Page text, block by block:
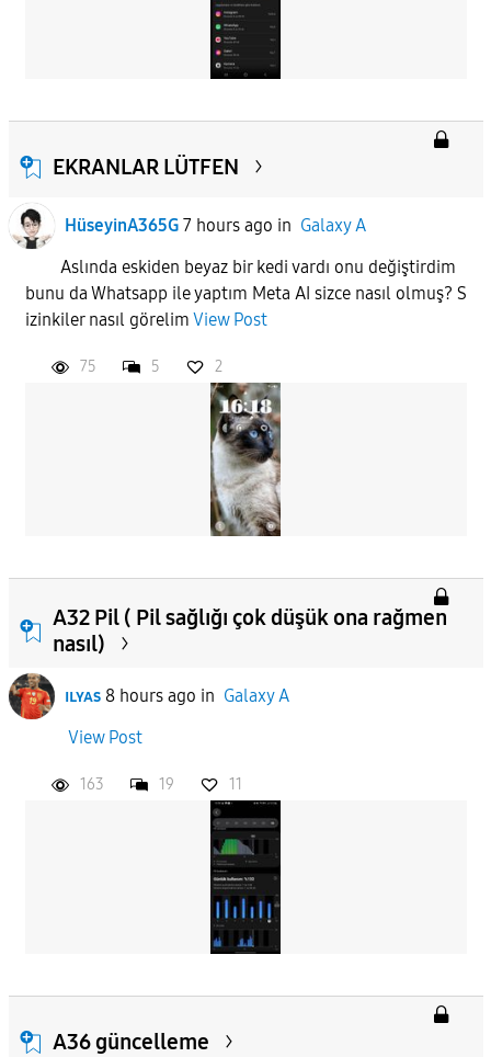
EKRANLAR LÜTFEN
HüseyinA365G 7 hours ago in Galaxy A
Aslında eskiden beyaz bir kedi vardı onu değiştirdim
bunu da Whatsapp ile yaptım Meta AI sizce nasıl olmuş? S
izinkiler nasıl görelim View Post
75 5 2
A32 Pil ( Pil sağlığı çok düşük ona rağmen
nasıl)
ɪʟʏᴀs 8 hours ago in Galaxy A
View Post
163 19 11
A36 güncelleme